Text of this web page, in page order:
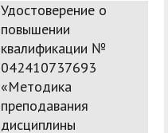
Удостоверение о
повышении
квалификации №
042410737693
«Методика
преподавания
дисциплины